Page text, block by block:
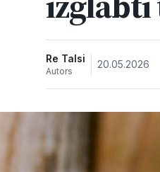
Re Talsi
Autors
20.05.2026